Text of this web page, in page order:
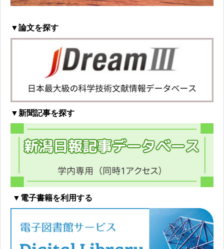
▼論文を探す
▼新聞記事を探す
▼電子書籍を利用する